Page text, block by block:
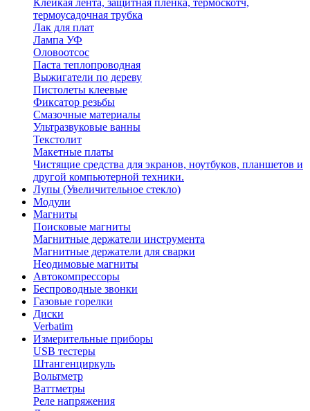
Клейкая лента, защитная пленка, термоскотч,
термоусадочная трубка
Лак для плат
Лампа УФ
Оловоотсос
Паста теплопроводная
Выжигатели по дереву
Пистолеты клеевые
Фиксатор резьбы
Смазочные материалы
Ультразвуковые ванны
Текстолит
Макетные платы
Чистящие средства для экранов, ноутбуков, планшетов и
другой компьютерной техники.
Лупы (Увеличительное стекло)
Модули
Магниты
Поисковые магниты
Магнитные держатели инструмента
Магнитные держатели для сварки
Неодимовые магниты
Автокомпрессоры
Беспроводные звонки
Газовые горелки
Диски
Verbatim
Измерительные приборы
USB тестеры
Штангенциркуль
Вольтметр
Ваттметры
Реле напряжения